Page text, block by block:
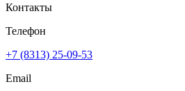
Контакты
Телефон
+7 (8313) 25-09-53
Email